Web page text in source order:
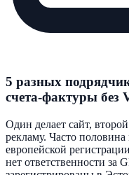
5 разных
счета-фактуры без
Один делает сайт,
рекламу. Часто
европейской
нет ответственности